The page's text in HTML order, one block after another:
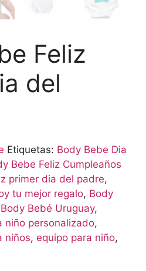
Feliz
del
Etiquetas: Body Bebe Dia
Bebe Feliz Cumpleaños
primer dia del padre,
tu mejor regalo, Body
Body Bebé Uruguay,
niño personalizado,
niños, equipo para niño,